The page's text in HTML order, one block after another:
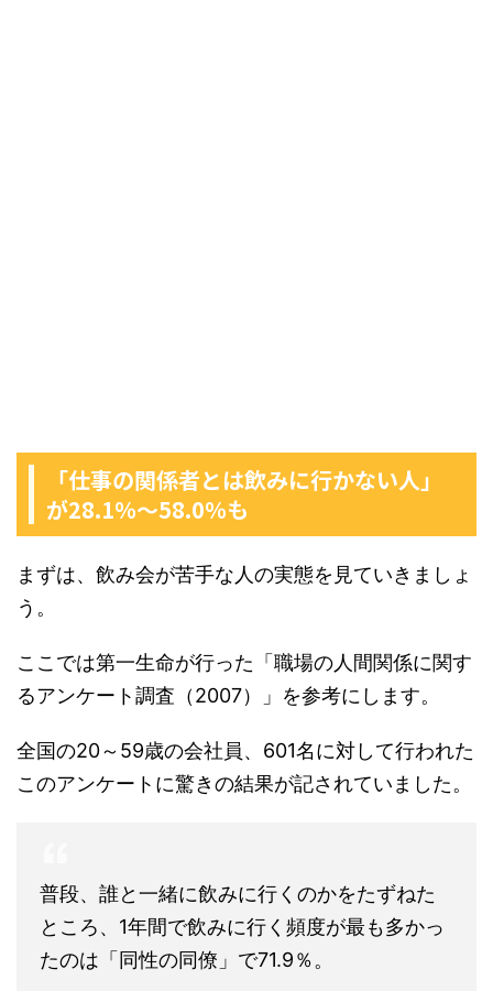
「仕事の関係者とは飲みに行かない人」
が28.1％〜58.0％も
まずは、飲み会が苦手な人の実態を見ていきましょ
う。
ここでは第一生命が行った「職場の人間関係に関す
るアンケート調査（2007）」を参考にします。
全国の20～59歳の会社員、601名に対して行われた
このアンケートに驚きの結果が記されていました。
普段、誰と一緒に飲みに行くのかをたずねた
ところ、1年間で飲みに行く頻度が最も多かっ
たのは「同性の同僚」で71.9％。